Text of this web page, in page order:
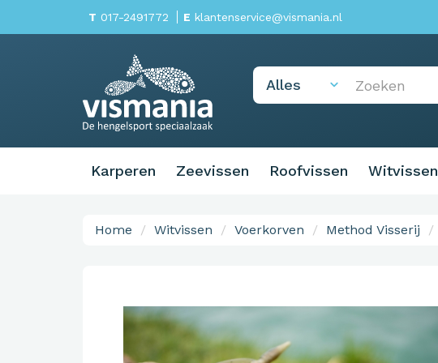
T 017-2491772 E klantenservice@vismania.nl
Karperen Zeevissen Roofvissen Witvissen
Home Witvissen Voerkorven Method Visserij